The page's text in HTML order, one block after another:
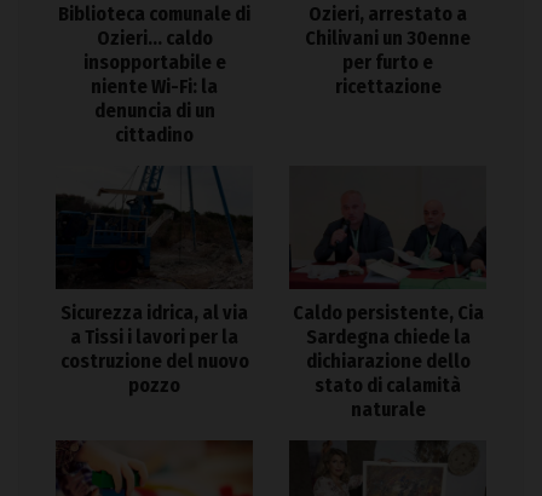
Biblioteca comunale di
Ozieri… caldo
insopportabile e
niente Wi-Fi: la
denuncia di un
cittadino
Ozieri, arrestato a
Chilivani un 30enne
per furto e
ricettazione
Sicurezza idrica, al via
a Tissi i lavori per la
costruzione del nuovo
pozzo
Caldo persistente, Cia
Sardegna chiede la
dichiarazione dello
stato di calamità
naturale